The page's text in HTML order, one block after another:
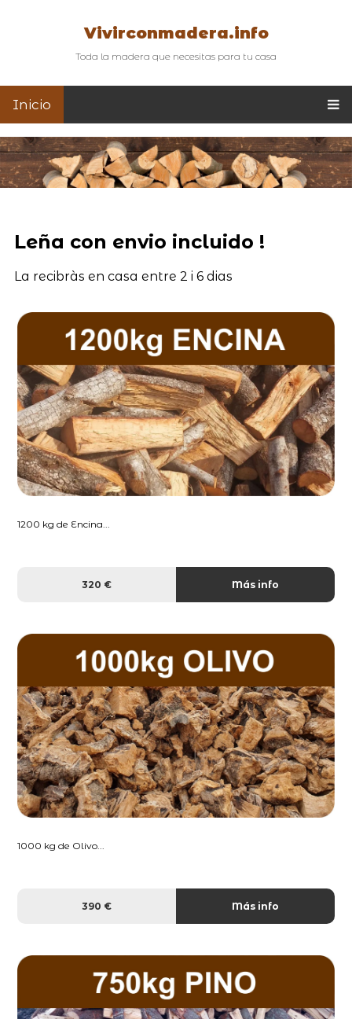
Vivirconmadera.info
Toda la madera que necesitas para tu casa
Inicio
Leña con envio incluido !
La recibràs en casa entre 2 i 6 dias
1200 kg de Encina...
320 € Más info
1000 kg de Olivo...
390 € Más info